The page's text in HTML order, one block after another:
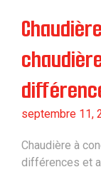
septembre 11,
Chaudière à
différences et